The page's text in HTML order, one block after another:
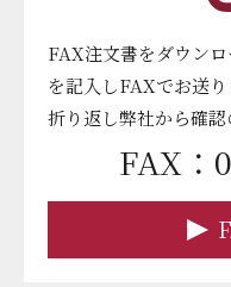
FAX注文書をダウン
を記入しFAXでお送り
折り返し弊社から確認
FAX：